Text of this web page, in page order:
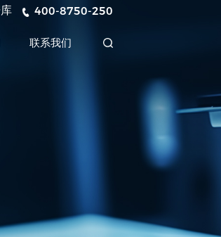
400-8750-250
联系我们